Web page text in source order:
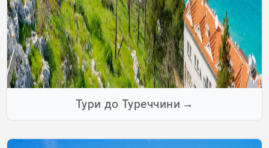
Тури до Туреччини